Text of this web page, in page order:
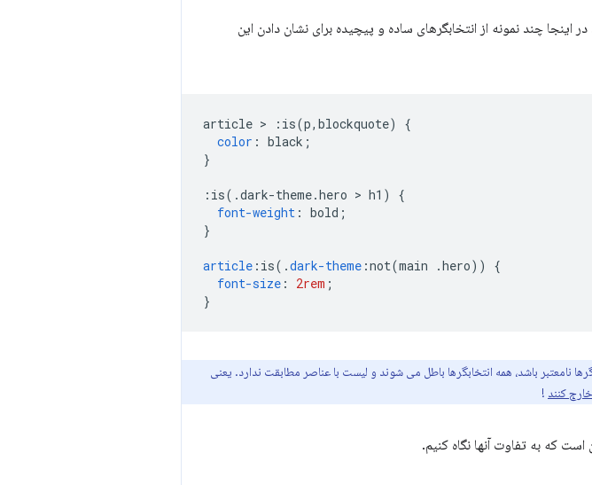
اینجا چند نمونه از انتخابگرهای ساده و پیچیده برای نشان دادن این
article > : is(p, blockquote)
{
color : black ;
}
: is(.dark-theme.hero > h1 )
{
font-weight : bold ;
}
article : is(.dark-theme :not(main .hero))
{
font-size : 2rem ;
}
نامعتبر باشد، همه انتخابگرها باطل می شوند و لیست با عناصر مطابقت ندارد. یعنی
کنند !
که به تفاوت آنها نگاه کنیم.